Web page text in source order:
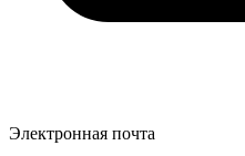
Электронная почта